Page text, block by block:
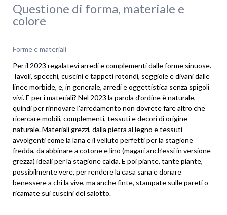
Questione di forma, materiale e
colore
Forme e materiali
Per il 2023 regalatevi arredi e complementi dalle forme sinuose.
Tavoli, specchi, cuscini e tappeti rotondi, seggiole e divani dalle
linee morbide, e, in generale, arredi e oggettistica senza spigoli
vivi. E per i materiali? Nel 2023 la parola d’ordine è naturale,
quindi per rinnovare l’arredamento non dovrete fare altro che
ricercare mobili, complementi, tessuti e decori di origine
naturale. Materiali grezzi, dalla pietra al legno e tessuti
avvolgenti come la lana e il velluto perfetti per la stagione
fredda, da abbinare a cotone e lino (magari anch’essi in versione
grezza) ideali per la stagione calda. E poi piante, tante piante,
possibilmente vere, per rendere la casa sana e donare
benessere a chi la vive, ma anche finte, stampate sulle pareti o
ricamate sui cuscini del salotto.